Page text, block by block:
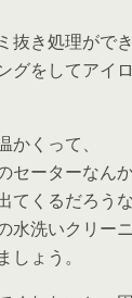
き処理ができ
グをしてアイ
くって、
セーターなん
てくるだろうな
水洗いクリー
ょう。